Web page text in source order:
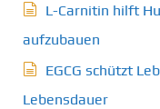
L-Carnitin hilft
aufzubauen
EGCG schützt
Lebensdauer